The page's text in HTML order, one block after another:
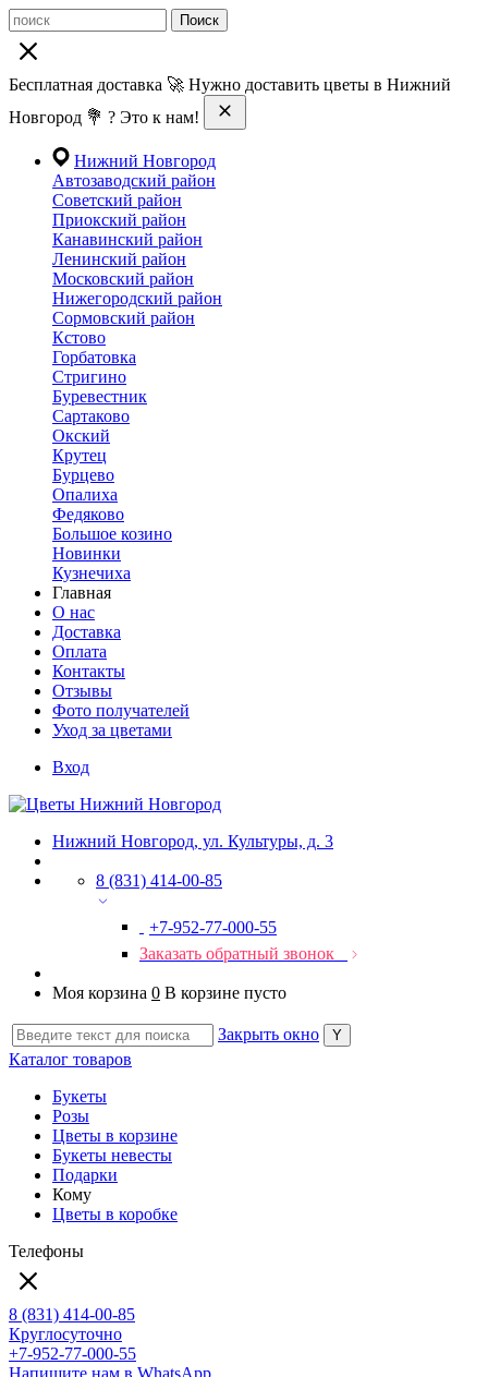
Поиск
Бесплатная доставка 🚀 Нужно доставить цветы в Нижний
Новгород 💐 ? Это к нам!
Нижний Новгород
Автозаводский район
Советский район
Приокский район
Канавинский район
Ленинский район
Московский район
Нижегородский район
Сормовский район
Кстово
Горбатовка
Стригино
Буревестник
Сартаково
Окский
Крутец
Бурцево
Опалиха
Федяково
Большое козино
Новинки
Кузнечиха
Главная
О нас
Доставка
Оплата
Контакты
Отзывы
Фото получателей
Уход за цветами
Вход
Нижний Новгород, ул. Культуры, д. 3
8 (831) 414-00-85
+7-952-77-000-55
Заказать обратный звонок
Моя корзина 0 В корзине пусто
Закрыть окно
Каталог товаров
Букеты
Розы
Цветы в корзине
Букеты невесты
Подарки
Кому
Цветы в коробке
Телефоны
8 (831) 414-00-85
Круглосуточно
+7-952-77-000-55